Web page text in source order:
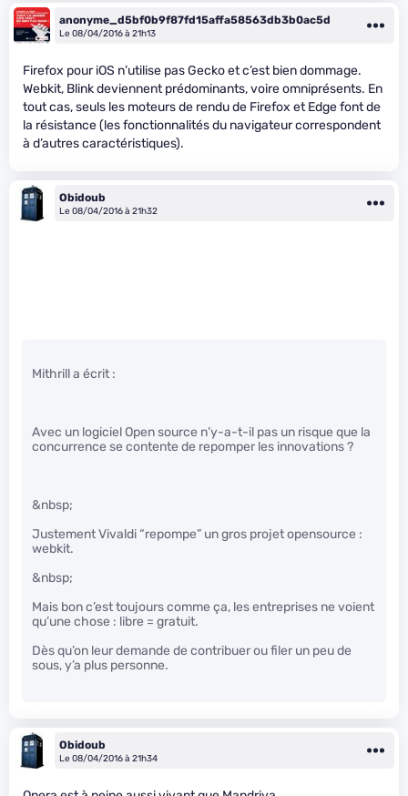
anonyme_d5bf0b9f87fd15affa58563db3b0ac5d
Le 08/04/2016 à 21h13
Firefox pour iOS n’utilise pas Gecko et c’est bien dommage.
Webkit, Blink deviennent prédominants, voire omniprésents. En
tout cas, seuls les moteurs de rendu de Firefox et Edge font de
la résistance (les fonctionnalités du navigateur correspondent
à d’autres caractéristiques).
Obidoub
Le 08/04/2016 à 21h32
Mithrill a écrit :
Avec un logiciel Open source n’y-a-t-il pas un risque que la
concurrence se contente de repomper les innovations ?
&nbsp;
Justement Vivaldi “repompe” un gros projet opensource :
webkit.
&nbsp;
Mais bon c’est toujours comme ça, les entreprises ne voient
qu’une chose : libre = gratuit.
Dès qu’on leur demande de contribuer ou filer un peu de
sous, y’a plus personne.
Obidoub
Le 08/04/2016 à 21h34